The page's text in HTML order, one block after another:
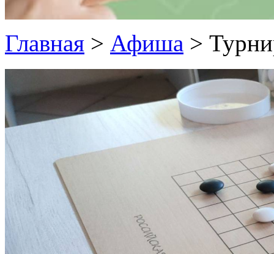
Главная > Афиша >